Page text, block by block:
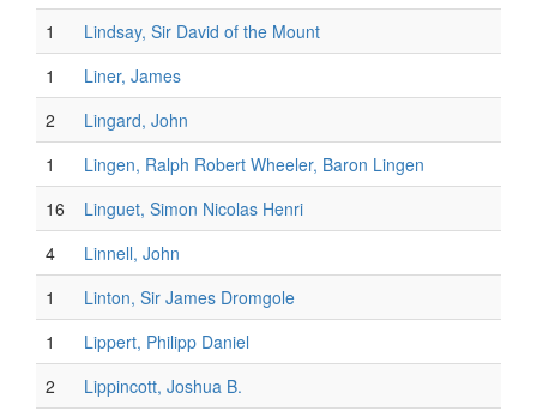
1
Lindsay, Sir David of the Mount
1
Liner, James
2
Lingard, John
1
Lingen, Ralph Robert Wheeler, Baron Lingen
16
Linguet, Simon Nicolas Henri
4
Linnell, John
1
Linton, Sir James Dromgole
1
Lippert, Philipp Daniel
2
Lippincott, Joshua B.